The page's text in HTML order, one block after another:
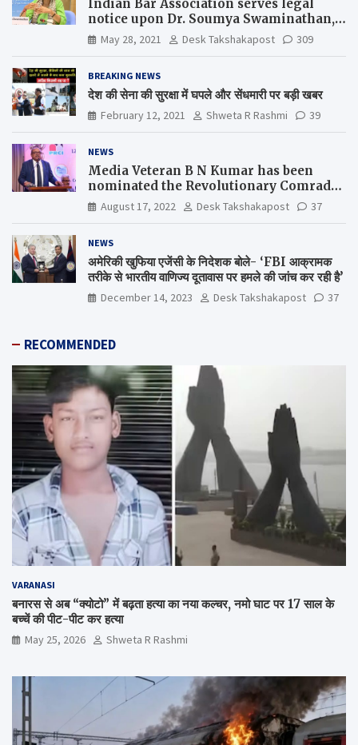
Indian Bar Association serves legal
notice upon Dr. Soumya Swaminathan,
the Chief Scientist, WHO
May 28, 2021 Desk Takshakapost 309
BREAKING NEWS
देश की सेना की सुरक्षा में घपले और सेंधमारी पर बड़ी खबर
February 12, 2021 Shweta R Rashmi 39
NEWS
Media Veteran B N Kumar has been
nominated the Revolutionary Comrade
Shiv Varma Media Award 2022-23
August 17, 2022 Desk Takshakapost 37
NEWS
अमेरिकी खुफिया एजेंसी के निदेशक बोले- ‘FBI आक्रामक
तरीके से भारतीय वाणिज्य दूतावास पर हमले की जांच कर रही है’
December 14, 2023 Desk Takshakapost 37
RECOMMENDED
VARANASI
बनारस से अब “क्योटो” में बढ़ता हत्या का नया कल्चर, नमो घाट पर 17 साल के
बच्चें की पीट-पीट कर हत्या
May 25, 2026 Shweta R Rashmi